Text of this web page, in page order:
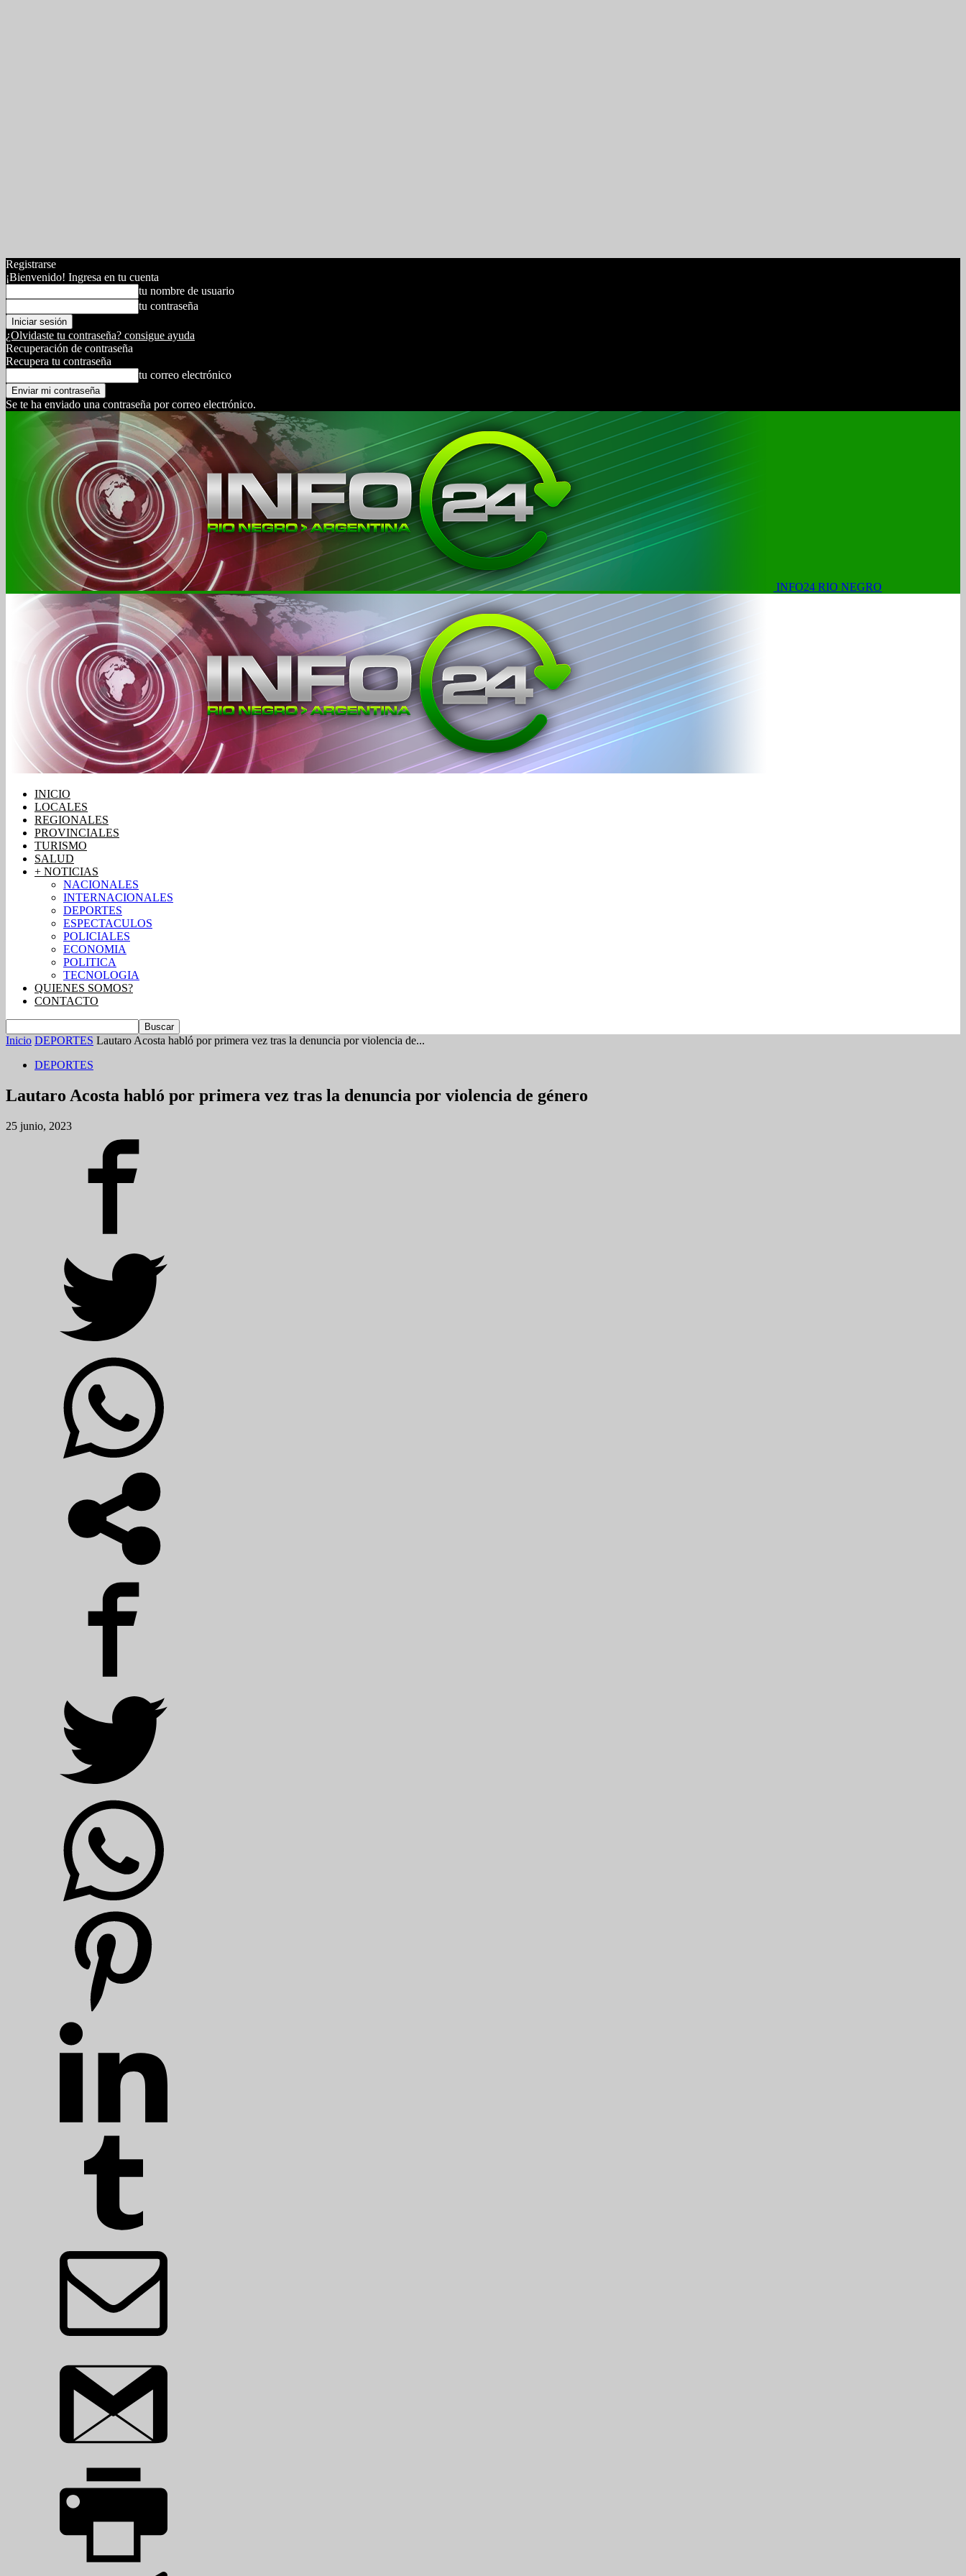
Registrarse
¡Bienvenido! Ingresa en tu cuenta
tu nombre de usuario
tu contraseña
¿Olvidaste tu contraseña? consigue ayuda
Recuperación de contraseña
Recupera tu contraseña
tu correo electrónico
Se te ha enviado una contraseña por correo electrónico.
INFO24 RIO NEGRO
INICIO
LOCALES
REGIONALES
PROVINCIALES
TURISMO
SALUD
+ NOTICIAS
NACIONALES
INTERNACIONALES
DEPORTES
ESPECTACULOS
POLICIALES
ECONOMIA
POLITICA
TECNOLOGIA
QUIENES SOMOS?
CONTACTO
Inicio DEPORTES Lautaro Acosta habló por primera vez tras la denuncia por violencia de...
DEPORTES
Lautaro Acosta habló por primera vez tras la denuncia por violencia de género
25 junio, 2023